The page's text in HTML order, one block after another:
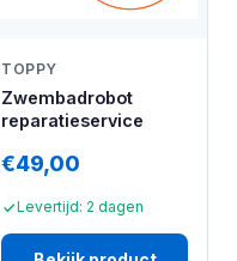
TOPPY
Zwembadrobot
reparatieservice
€49,00
Levertijd: 2 dagen